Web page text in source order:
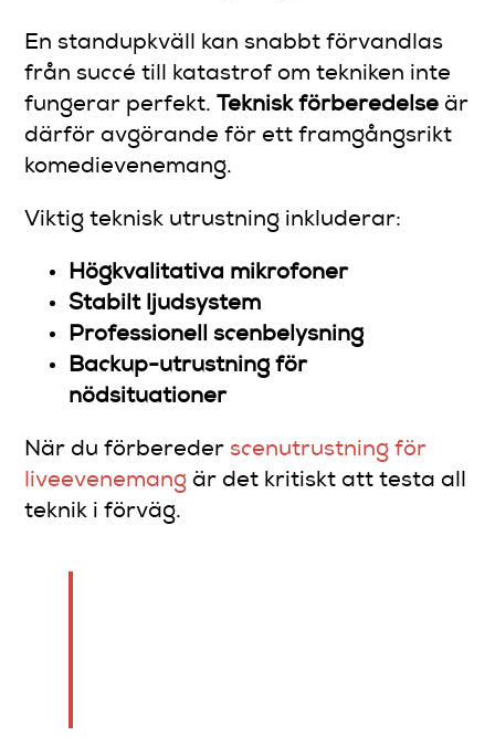
En standupkväll kan snabbt förvandlas
från succé till katastrof om tekniken inte
fungerar perfekt. Teknisk förberedelse är
därför avgörande för ett framgångsrikt
komedievenemang.
Viktig teknisk utrustning inkluderar:
Högkvalitativa mikrofoner
Stabilt ljudsystem
Professionell scenbelysning
Backup-utrustning för
nödsituationer
När du förbereder scenutrustning för
liveevenemang är det kritiskt att testa all
teknik i förväg.